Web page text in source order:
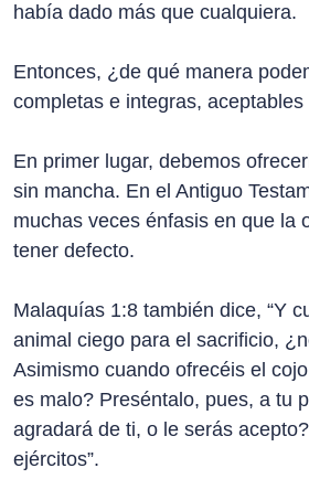
había dado más que cualquiera.
Entonces, ¿de qué manera
completas e integras,
En primer lugar, debemos
sin mancha. En el Antiguo
muchas veces énfasis en que la
tener defecto.
Malaquías 1:8 también dice, “Y
animal ciego para el sacrificio,
Asimismo cuando ofrecéis el
es malo? Preséntalo, pues, a tu
agradará de ti, o le serás
ejércitos”.